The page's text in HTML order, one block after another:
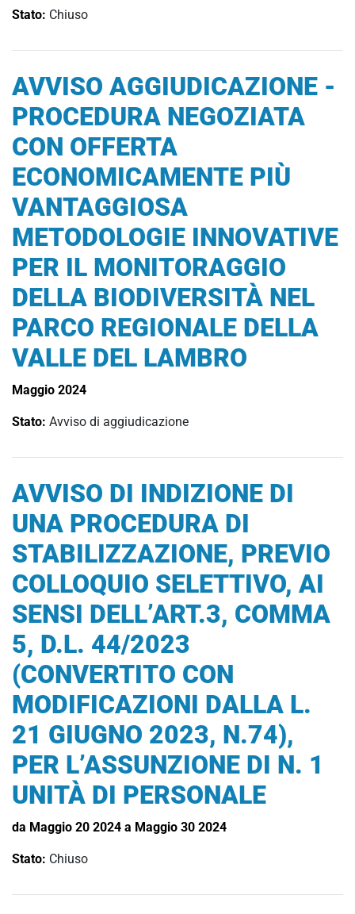
Stato: Chiuso
AVVISO AGGIUDICAZIONE -
PROCEDURA NEGOZIATA
CON OFFERTA
ECONOMICAMENTE PIÙ
VANTAGGIOSA
METODOLOGIE INNOVATIVE
PER IL MONITORAGGIO
DELLA BIODIVERSITÀ NEL
PARCO REGIONALE DELLA
VALLE DEL LAMBRO
Maggio 2024
Stato: Avviso di aggiudicazione
AVVISO DI INDIZIONE DI
UNA PROCEDURA DI
STABILIZZAZIONE, PREVIO
COLLOQUIO SELETTIVO, AI
SENSI DELL’ART.3, COMMA
5, D.L. 44/2023
(CONVERTITO CON
MODIFICAZIONI DALLA L.
21 GIUGNO 2023, N.74),
PER L’ASSUNZIONE DI N. 1
UNITÀ DI PERSONALE
da Maggio 20 2024 a Maggio 30 2024
Stato: Chiuso